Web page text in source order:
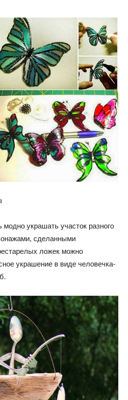
украшать участок разного
сделанными
ложек можно
украшение в виде человечка-